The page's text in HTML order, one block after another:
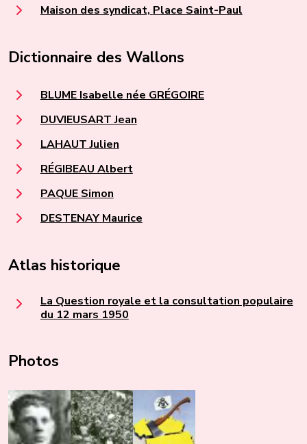
Maison des syndicat, Place Saint-Paul
Dictionnaire des Wallons
BLUME Isabelle née GRÉGOIRE
DUVIEUSART Jean
LAHAUT Julien
RÉGIBEAU Albert
PAQUE Simon
DESTENAY Maurice
Atlas historique
La Question royale et la consultation populaire
du 12 mars 1950
Photos